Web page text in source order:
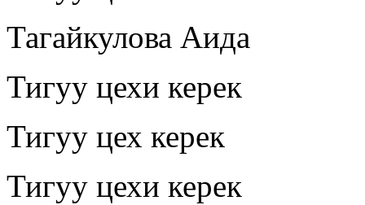
Тагайкулова Аида
Тигуу цехи керек
Тигуу цех керек
Тигуу цехи керек